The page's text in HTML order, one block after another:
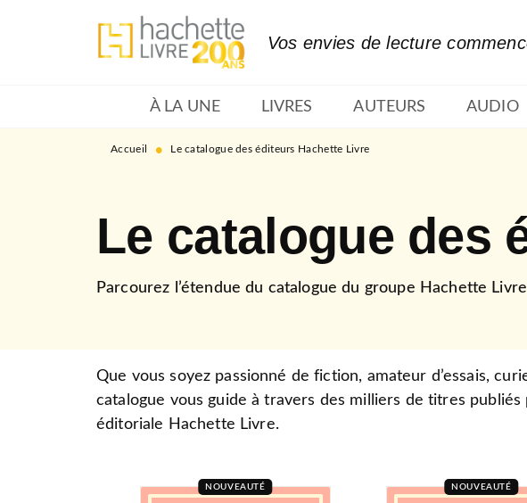
MENU RECHERCHE
Vos envies de lecture
À LA UNE LIVRES AUTEURS AUDIO
Accueil • Le catalogue des éditeurs Hachette Livre
Le catalogue des
Parcourez l’étendue du catalogue du groupe Hachette
Que vous soyez passionné de fiction, amateur d’essais,
catalogue vous guide à travers des milliers de titres
éditoriale Hachette Livre.
NOUVEAUTÉ NOUVEAUTÉ